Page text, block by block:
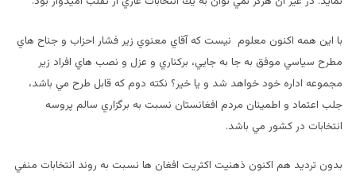
با اين همه اكنون معلوم نيست كه آقاي معنوي زير فشار احزاب و جناح هاي
مطرح سياسي موفق به جا به جايي، بركناري و عزل و نصب هاي افراد زير
مجموعه اداره خود خواهد شد و يا خير؟ نكته دوم كه قابل طرح مي باشد،
جلب اعتماد و اطمينان مردم افغانستان نسبت به برگزاري سالم پروسه
انتخابات در كشور مي باشد.
بدون ترديد هم اكنون ذهنيت اكثريت افغان ها نسبت به روند انتخابات منفي